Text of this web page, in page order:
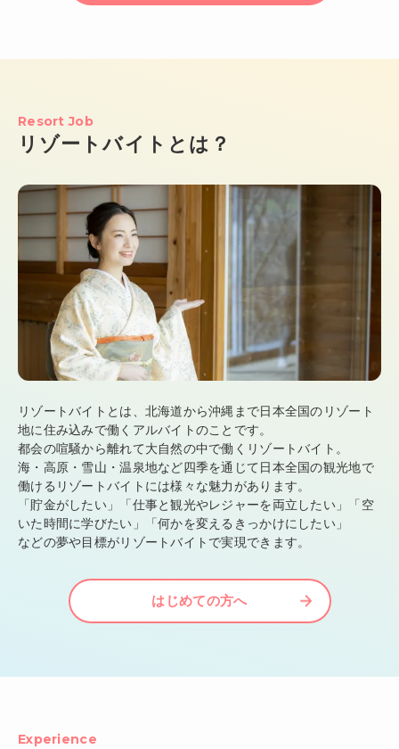
Resort Job
リゾートバイトとは？
リゾートバイトとは、北海道から沖縄まで日本全国のリゾート
地に住み込みで働くアルバイトのことです。
都会の喧騒から離れて大自然の中で働くリゾートバイト。
海・高原・雪山・温泉地など四季を通じて日本全国の観光地で
働けるリゾートバイトには様々な魅力があります。
「貯金がしたい」「仕事と観光やレジャーを両立したい」「空
いた時間に学びたい」「何かを変えるきっかけにしたい」
などの夢や目標がリゾートバイトで実現できます。
はじめての方へ
Experience